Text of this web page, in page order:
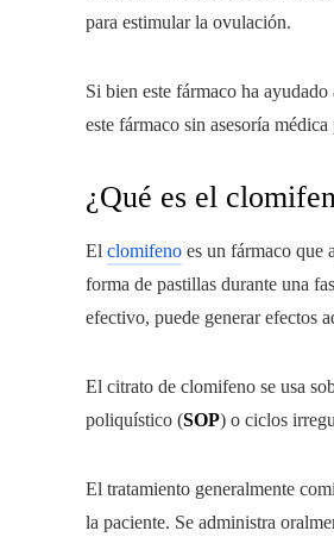
para estimular la ovulación.
Si bien este fármaco ha
este fármaco sin asesoría
¿Qué es el
El clomifeno es un fármaco que
forma de pastillas durante una
efectivo, puede generar efectos
El citrato de clomifeno se usa
poliquístico (SOP) o ciclos
El tratamiento generalmente
la paciente. Se administra